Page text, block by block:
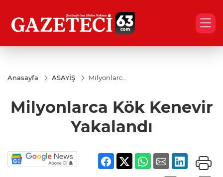
Anasayfa ASAYİŞ
Milyonlarca
Yakalandı
Milyonlarca Kök Kenevir
Yakalandı